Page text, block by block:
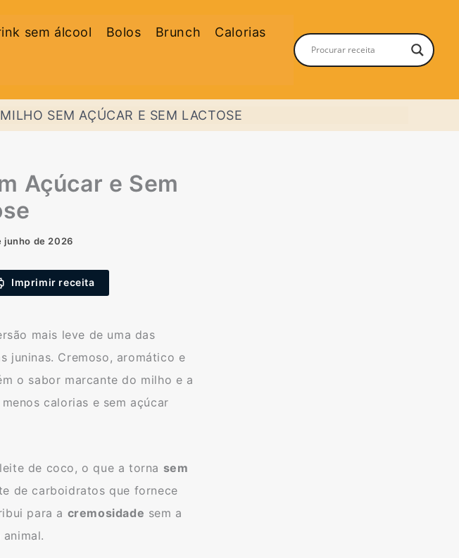
sem álcool Bolos Brunch Calorias
SEM AÇÚCAR E SEM LACTOSE
Açúcar e Sem
junho de 2026
Imprimir receita
mais leve de uma das
juninas. Cremoso, aromático e
o sabor marcante do milho e a
calorias e sem açúcar
de coco, o que a torna sem
de carboidratos que fornece
para a cremosidade sem a